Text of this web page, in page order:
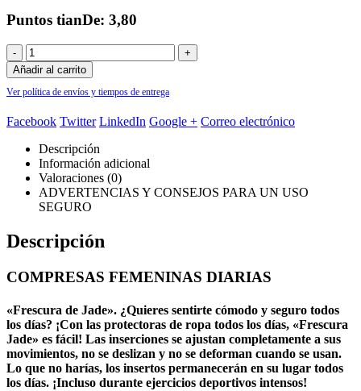
Puntos tianDe: 3,80
-
+
Añadir al carrito
Ver política de envíos y tiempos de entrega
Facebook Twitter LinkedIn Google + Correo electrónico
Descripción
Información adicional
Valoraciones (0)
ADVERTENCIAS Y CONSEJOS PARA UN USO
SEGURO
Descripción
COMPRESAS FEMENINAS DIARIAS
«Frescura de Jade». ¿Quieres sentirte cómodo y seguro todos
los días? ¡Con las protectoras de ropa todos los días, «Frescura
Jade» es fácil! Las inserciones se ajustan completamente a sus
movimientos, no se deslizan y no se deforman cuando se usan.
Lo que no harías, los insertos permanecerán en su lugar todos
los días. ¡Incluso durante ejercicios deportivos intensos!